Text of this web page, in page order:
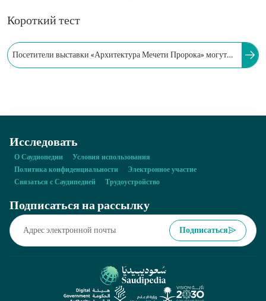
Короткий тест
Посетители выставки «Архитектура Мечети Пророка» могут
Мухаммеда (мир ему и благословение) до эпохи Саудовской
Аравии, а также с особенностями данной мечети.
Исследовать
О Саудиопедии
Условия использования
Политика конфиденциальности
Электронное участие
Связаться с Саудипедией
Трудоустройство
Подписаться на рассылку
Подписаться